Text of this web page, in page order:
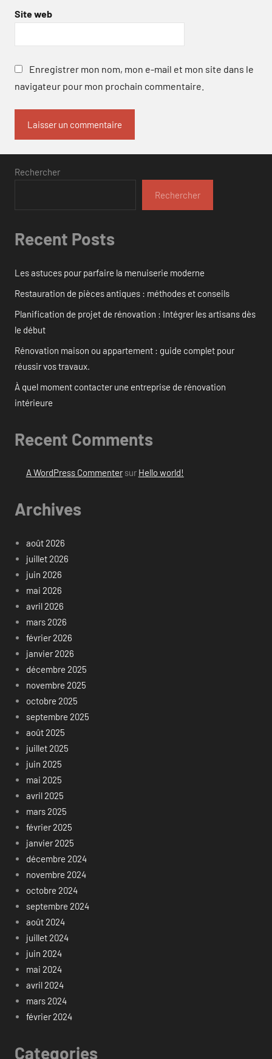
Site web
Enregistrer mon nom, mon e-mail et mon site dans le
navigateur pour mon prochain commentaire.
Rechercher
Rechercher
Recent Posts
Les astuces pour parfaire la menuiserie moderne
Restauration de pièces antiques : méthodes et conseils
Planification de projet de rénovation : Intégrer les artisans dès
le début
Rénovation maison ou appartement : guide complet pour
réussir vos travaux.
À quel moment contacter une entreprise de rénovation
intérieure
Recent Comments
A WordPress Commentersur Hello world!
Archives
août 2026
juillet 2026
juin 2026
mai 2026
avril 2026
mars 2026
février 2026
janvier 2026
décembre 2025
novembre 2025
octobre 2025
septembre 2025
août 2025
juillet 2025
juin 2025
mai 2025
avril 2025
mars 2025
février 2025
janvier 2025
décembre 2024
novembre 2024
octobre 2024
septembre 2024
août 2024
juillet 2024
juin 2024
mai 2024
avril 2024
mars 2024
février 2024
Categories